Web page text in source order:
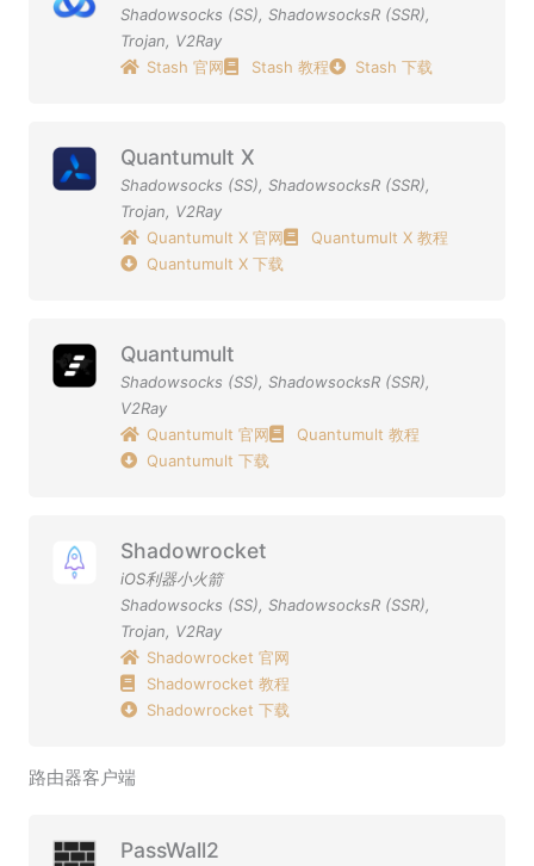
Shadowsocks (SS), ShadowsocksR (SSR),
Trojan, V2Ray
Stash 官网
Stash 教程 Stash 下载
Quantumult X
Shadowsocks (SS), ShadowsocksR (SSR),
Trojan, V2Ray
Quantumult X 官网
Quantumult X 教程
Quantumult X 下载
Quantumult
Shadowsocks (SS), ShadowsocksR (SSR),
V2Ray
Quantumult 官网
Quantumult 教程
Quantumult 下载
Shadowrocket
iOS利器小火箭
Shadowsocks (SS), ShadowsocksR (SSR),
Trojan, V2Ray
Shadowrocket 官网
Shadowrocket 教程
Shadowrocket 下载
路由器客户端
PassWall2